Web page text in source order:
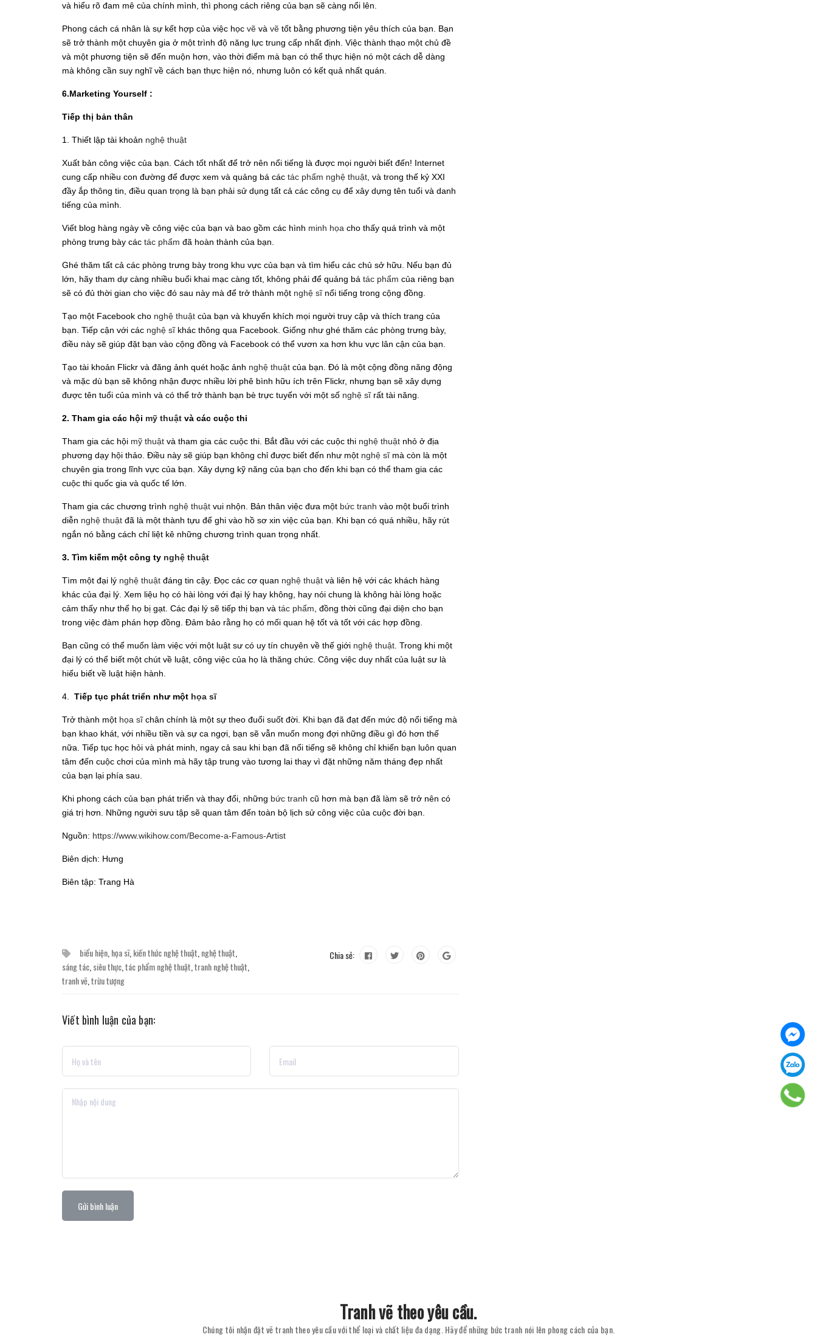
và hiểu rõ đam mê của chính mình, thì phong cách riêng của bạn sẽ càng nổi lên.
Phong cách cá nhân là sự kết hợp của việc học vẽ và vẽ tốt bằng phương tiện yêu thích của bạn. Bạn
sẽ trở thành một chuyên gia ở một trình độ năng lực trung cấp nhất định. Việc thành thạo một chủ đề
và một phương tiện sẽ đến muộn hơn, vào thời điểm mà bạn có thể thực hiện nó một cách dễ dàng
mà không cần suy nghĩ về cách bạn thực hiện nó, nhưng luôn có kết quả nhất quán.
6.Marketing Yourself :
Tiếp thị bản thân
1. Thiết lập tài khoản nghệ thuật
Xuất bản công việc của bạn. Cách tốt nhất để trở nên nổi tiếng là được mọi người biết đến! Internet
cung cấp nhiều con đường để được xem và quảng bá các tác phẩm nghệ thuật , và trong thế kỷ XXI
đầy ắp thông tin, điều quan trọng là bạn phải sử dụng tất cả các công cụ để xây dựng tên tuổi và danh
tiếng của mình.
Viết blog hàng ngày về công việc của bạn và bao gồm các hình minh họa cho thấy quá trình và một
phòng trưng bày các tác phẩm đã hoàn thành của bạn.
Ghé thăm tất cả các phòng trưng bày trong khu vực của bạn và tìm hiểu các chủ sở hữu. Nếu bạn đủ
lớn, hãy tham dự càng nhiều buổi khai mạc càng tốt, không phải để quảng bá tác phẩm của riêng bạn
sẽ có đủ thời gian cho việc đó sau này mà để trở thành một nghệ sĩnổi tiếng trong cộng đồng.
Tạo một Facebook cho nghệ thuật của bạn và khuyến khích mọi người truy cập và thích trang của
bạn. Tiếp cận với các nghệ sĩkhác thông qua Facebook. Giống như ghé thăm các phòng trưng bày,
điều này sẽ giúp đặt bạn vào cộng đồng và Facebook có thể vươn xa hơn khu vực lân cận của bạn.
Tạo tài khoản Flickr và đăng ảnh quét hoặc ảnh nghệ thuật của bạn. Đó là một cộng đồng năng động
và mặc dù bạn sẽ không nhận được nhiều lời phê bình hữu ích trên Flickr, nhưng bạn sẽ xây dựng
được tên tuổi của mình và có thể trở thành bạn bè trực tuyến với một số nghệ sĩrất tài năng.
2. Tham gia các hội mỹ thuật và các cuộc thi
Tham gia các hội mỹ thuật và tham gia các cuộc thi. Bắt đầu với các cuộc thi nghệ thuật nhỏ ở địa
phương dạy hội thảo. Điều này sẽ giúp bạn không chỉ được biết đến như một nghệ sĩmà còn là một
chuyên gia trong lĩnh vực của bạn. Xây dựng kỹ năng của bạn cho đến khi bạn có thể tham gia các
cuộc thi quốc gia và quốc tế lớn.
Tham gia các chương trình nghệ thuật vui nhộn. Bản thân việc đưa một bức tranh vào một buổi trình
diễn nghệ thuật đã là một thành tựu để ghi vào hồ sơ xin việc của bạn. Khi bạn có quá nhiều, hãy rút
ngắn nó bằng cách chỉ liệt kê những chương trình quan trọng nhất.
3. Tìm kiếm một công ty nghệ thuật
Tìm một đại lý nghệ thuật đáng tin cậy. Đọc các cơ quan nghệ thuật và liên hệ với các khách hàng
khác của đại lý. Xem liệu họ có hài lòng với đại lý hay không, hay nói chung là không hài lòng hoặc
cảm thấy như thể họ bị gạt. Các đại lý sẽ tiếp thị bạn và tác phẩm , đồng thời cũng đại diện cho bạn
trong việc đàm phán hợp đồng. Đảm bảo rằng họ có mối quan hệ tốt và tốt với các hợp đồng.
Bạn cũng có thể muốn làm việc với một luật sư có uy tín chuyên về thế giới nghệ thuật . Trong khi một
đại lý có thể biết một chút về luật, công việc của họ là thăng chức. Công việc duy nhất của luật sư là
hiểu biết về luật hiện hành.
4. Tiếp tục phát triển như một họa sĩ
Trở thành một họa sĩchân chính là một sự theo đuổi suốt đời. Khi bạn đã đạt đến mức độ nổi tiếng mà
bạn khao khát, với nhiều tiền và sự ca ngợi, bạn sẽ vẫn muốn mong đợi những điều gì đó hơn thế
nữa. Tiếp tục học hỏi và phát minh, ngay cả sau khi bạn đã nổi tiếng sẽ không chỉ khiến bạn luôn quan
tâm đến cuộc chơi của mình mà hãy tập trung vào tương lai thay vì đặt những năm tháng đẹp nhất
của bạn lại phía sau.
Khi phong cách của bạn phát triển và thay đổi, những bức tranh cũ hơn mà bạn đã làm sẽ trở nên có
giá trị hơn. Những người sưu tập sẽ quan tâm đến toàn bộ lịch sử công việc của cuộc đời bạn.
Nguồn: https://www.wikihow.com/Become-a-Famous-Artist
Biên dịch: Hưng
Biên tập: Trang Hà
biểu hiện họa sĩ, kiến thức nghệ thuật nghệ thuật
sáng tác siêu thực tác phẩm nghệ thuật tranh nghệ thuật
tranh vẽ trừu tượng
Chia sẻ:
Viết bình luận của bạn:
Gửi bình luận
Tranh vẽ theo yêu cầu.
Chúng tôi nhận đặt vẽ tranh theo yêu cầu với thể loại và chất liệu đa dạng. Hãy để những bức tranh nói lên phong cách của bạn.